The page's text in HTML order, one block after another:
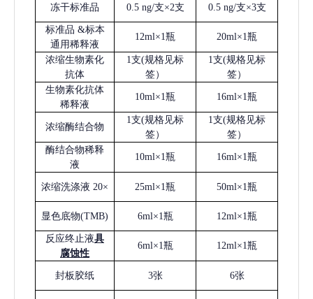
冻干标准品 0.5 ng/支×2支 0.5 ng/支×3支
标准品 &标本
通用稀释液
12ml×1瓶 20ml×1瓶
浓缩生物素化
抗体
1支(规格见标
签）
1支(规格见标
签）
生物素化抗体
稀释液
10ml×1瓶 16ml×1瓶
浓缩酶结合物
1支(规格见标
签）
1支(规格见标
签）
酶结合物稀释
液
10ml×1瓶 16ml×1瓶
浓缩洗涤液 20× 25ml×1瓶 50ml×1瓶
显色底物(TMB) 6ml×1瓶 12ml×1瓶
反应终止液具
腐蚀性
6ml×1瓶 12ml×1瓶
封板胶纸 3张 6张